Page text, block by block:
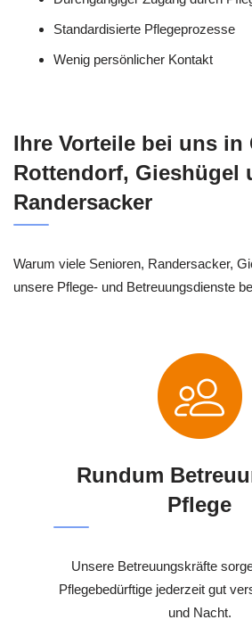
Standardisierte Pflegeprozesse
Wenig persönlicher Kontakt
Ihre Vorteile bei uns in
Rottendorf, Gieshügel
Randersacker
Warum viele Senioren, Randersacker,
unsere Pflege- und Betreuungsdienste
Rundum
Pflege
Unsere Betreuungskräfte
Pflegebedürftige jederzeit gut
und Nacht.